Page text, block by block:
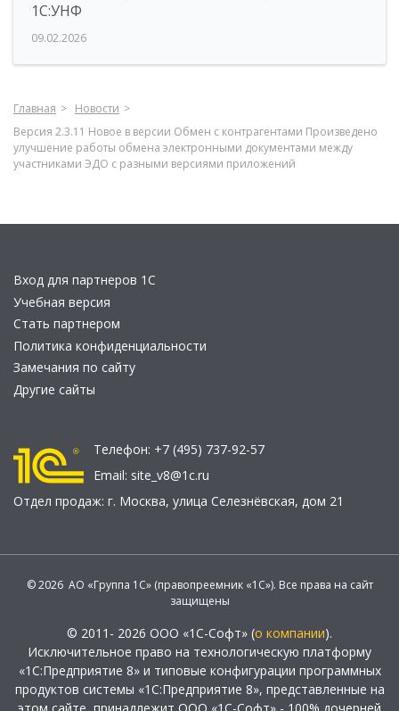
1С:УНФ
09.02.2026
Главная
Новости
Версия 2.3.11 Новое в версии Обмен с контрагентами Произведено
улучшение работы обмена электронными документами между
участниками ЭДО с разными версиями приложений
Вход для партнеров 1С
Учебная версия
Стать партнером
Политика конфиденциальности
Замечания по сайту
Другие сайты
Телефон: +7 (495) 737-92-57
Email: site_v8@1c.ru
Отдел продаж: г. Москва, улица Селезнёвская, дом 21
© 2026 АО «Группа 1С» (правопреемник «1С»). Все права на сайт
защищены
© 2011- 2026 ООО «1С-Софт» (о компании).
Исключительное право на технологическую платформу
«1С:Предприятие 8» и типовые конфигурации программных
продуктов системы «1С:Предприятие 8», представленные на